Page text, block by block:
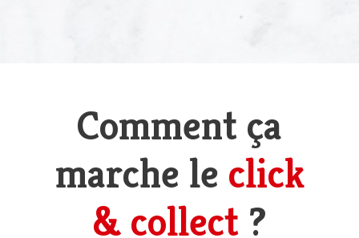
Comment ça
marche le click
& collect ?